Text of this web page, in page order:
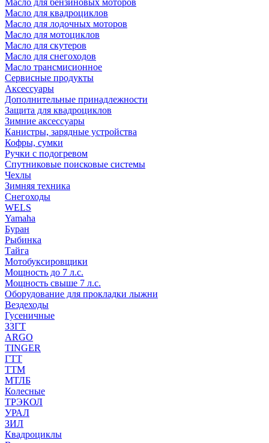
Масло для бензиновых моторов
Масло для квадроциклов
Масло для лодочных моторов
Масло для мотоциклов
Масло для скутеров
Масло для снегоходов
Масло трансмисионное
Сервисные продукты
Аксессуары
Дополнительные принадлежности
Защита для квадроциклов
Зимние аксессуары
Канистры, зарядные устройства
Кофры, сумки
Ручки с подогревом
Спутниковые поисковые системы
Чехлы
Зимняя техника
Снегоходы
WELS
Yamaha
Буран
Рыбинка
Тайга
Мотобуксировщики
Мощность до 7 л.с.
Мощность свыше 7 л.с.
Оборудование для прокладки лыжни
Вездеходы
Гусеничные
ЗЗГТ
ARGO
TINGER
ГТТ
ТТМ
МТЛБ
Колесные
ТРЭКОЛ
УРАЛ
ЗИЛ
Квадроциклы